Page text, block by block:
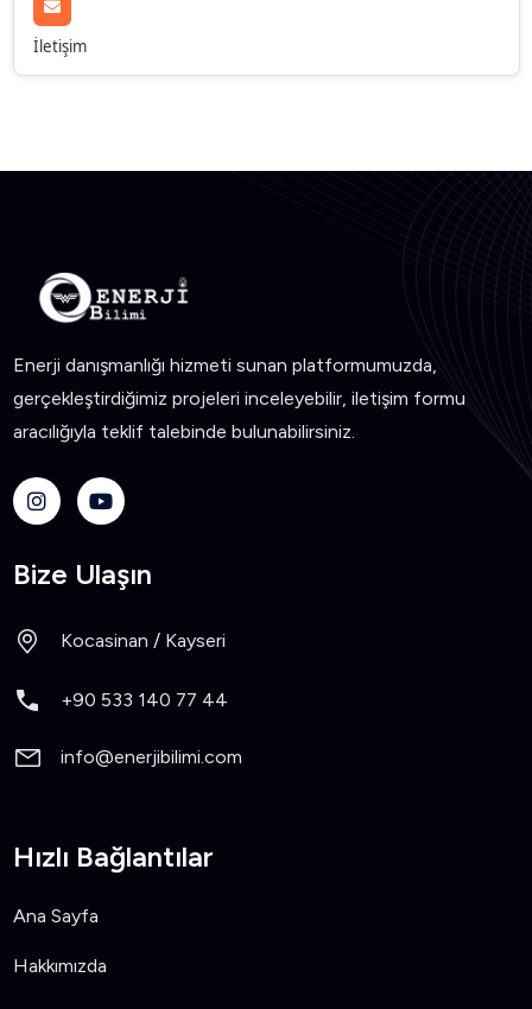
İletişim
Enerji danışmanlığı hizmeti sunan platformumuzda,
gerçekleştirdiğimiz projeleri inceleyebilir, iletişim formu
aracılığıyla teklif talebinde bulunabilirsiniz.
Bize Ulaşın
Kocasinan / Kayseri
+90 533 140 77 44
info@enerjibilimi.com
Hızlı Bağlantılar
Ana Sayfa
Hakkımızda